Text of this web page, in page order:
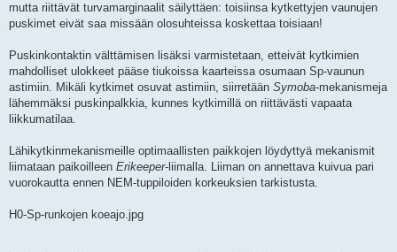
mutta riittävät turvamarginaalit säilyttäen: toisiinsa kytkettyjen vaunujen
puskimet eivät saa missään olosuhteissa koskettaa toisiaan!
Puskinkontaktin välttämisen lisäksi varmistetaan, etteivät kytkimien
mahdolliset ulokkeet pääse tiukoissa kaarteissa osumaan Sp-vaunun
astimiin. Mikäli kytkimet osuvat astimiin, siirretään Symoba-mekanismeja
lähemmäksi puskinpalkkia, kunnes kytkimillä on riittävästi vapaata
liikkumatilaa.
Lähikytkinmekanismeille optimaallisten paikkojen löydyttyä mekanismit
liimataan paikoilleen Erikeeper-liimalla. Liiman on annettava kuivua pari
vuorokautta ennen NEM-tuppiloiden korkeuksien tarkistusta.
H0-Sp-runkojen koeajo.jpg